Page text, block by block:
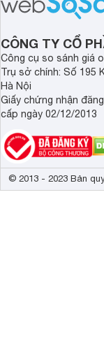
sạch cho cả gia đình.
CÔNG TY CỔ
Công cụ so sánh giá
Trụ sở chính: Số 195
Hà Nội
Giấy chứng nhận
cấp ngày 02/12/2013
© 2013 - 2023 Bản